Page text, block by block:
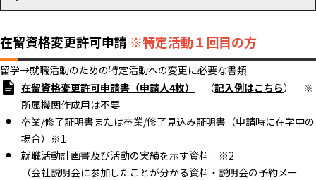
在留資格変更許可申請 ※特定活動１回目の方
留学→就職活動のための特定活動への変更に必要な書類
在留資格変更許可申請書（申請人4枚）
（記入例はこちら） ※
所属機関作成用は不要
卒業/修了証明書または卒業/修了見込み証明書（申請時に在学中の
場合）※1
就職活動計画書及び活動の実績を示す資料 ※2
（会社説明会に参加したことが分かる資料・説明会の予約メー